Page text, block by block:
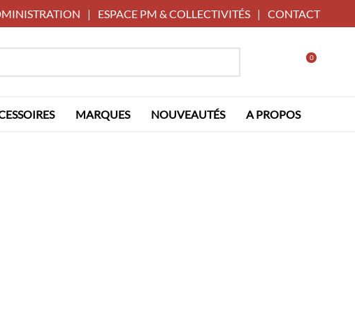
| ESPACE PM & COLLECTIVITÉS | CONTACT
0
MARQUES NOUVEAUTÉS A PROPOS